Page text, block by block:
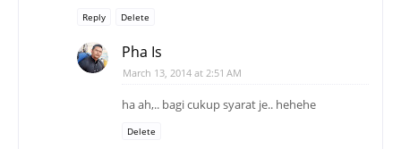
Reply Delete
Pha Is
March 13, 2014 at 2:51 AM
ha ah,.. bagi cukup syarat je.. hehehe
Delete